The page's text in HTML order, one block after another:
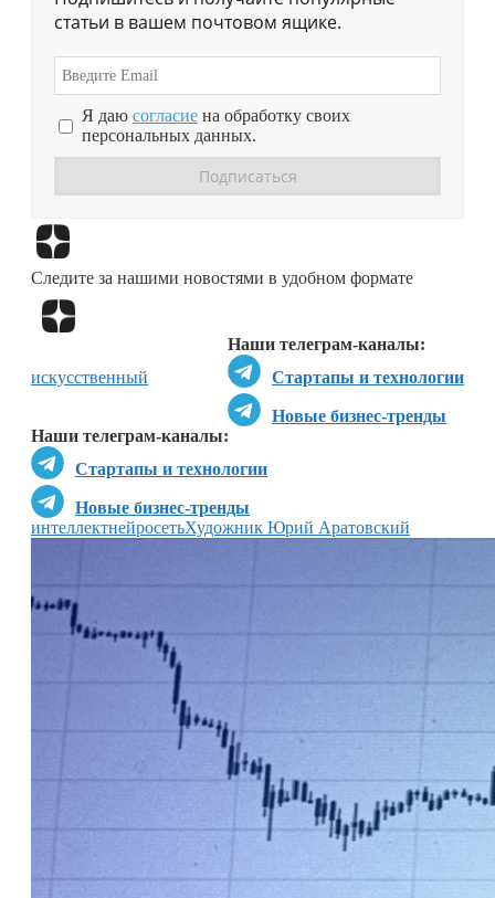
статьи в вашем почтовом ящике.
Я даю согласие на обработку своих
персональных данных.
Следите за нашими новостями в удобном формате
Наши телеграм-каналы:
Стартапы и технологии
Новые бизнес-тренды
Наши телеграм-каналы:
Стартапы и технологии
Новые бизнес-тренды
искусственный
интеллектнейросетьХудожник Юрий Аратовский